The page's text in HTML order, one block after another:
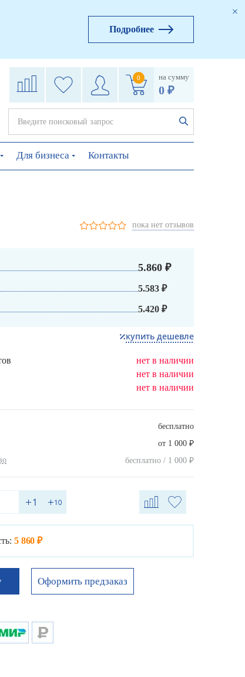
Подробнее
0 на сумму
0 ₽
Для бизнеса Контакты
пока нет отзывов
5.860 ₽
5.583 ₽
5.420 ₽
купить дешевле
нет в наличии
нет в наличии
нет в наличии
бесплатно
от 1 000 ₽
бесплатно / 1 000 ₽
5 860 ₽
Оформить предзаказ